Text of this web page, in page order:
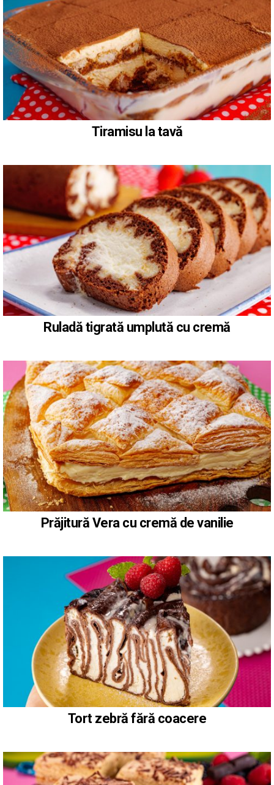
Tiramisu la tavă
Ruladă tigrată umplută cu cremă
Prăjitură Vera cu cremă de vanilie
Tort zebră fără coacere